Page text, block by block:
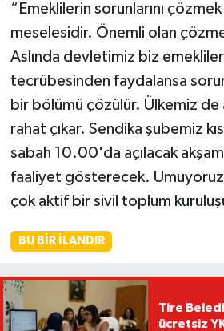
“Emeklilerin sorunlarını
meselesidir. Önemli olan
Aslında devletimiz biz
tecrübesinden faydalansa
bir bölümü çözülür. Ülkemiz de
rahat çıkar. Sendika şubemiz
sabah 10.00'da açılacak
faaliyet gösterecek. Umuyoruz
çok aktif bir sivil toplum
BU BIR İLANDIR
Tire
ücretsiz